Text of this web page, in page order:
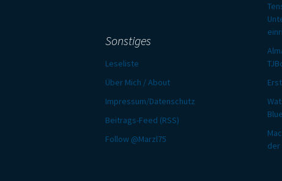
der
Sonstiges
Leseliste
Über Mich / About
Impressum/Datenschutz
Beitrags-Feed (RSS)
Follow @Marzl75